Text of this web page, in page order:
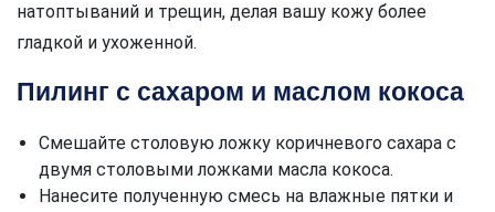
натоптываний и трещин, делая вашу кожу более
гладкой и ухоженной.
Пилинг с сахаром и маслом кокоса
Смешайте столовую ложку коричневого сахара с
двумя столовыми ложками масла кокоса.
Нанесите полученную смесь на влажные пятки и